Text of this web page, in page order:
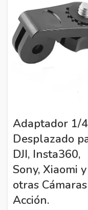
Adaptador 1/
Desplazado
DJI, Insta360,
Sony, Xiaomi y
otras
Acción.